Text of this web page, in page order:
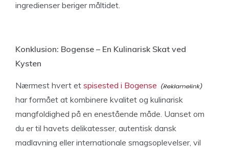
ingredienser beriger måltidet.
Konklusion: Bogense – En Kulinarisk Skat ved
Kysten
Nærmest hvert et spisested i Bogense
har formået at kombinere kvalitet og kulinarisk
mangfoldighed på en enestående måde. Uanset om
du er til havets delikatesser, autentisk dansk
madlavning eller internationale smagsoplevelser, vil